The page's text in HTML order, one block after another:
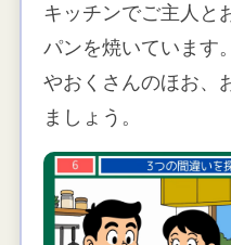
キッチンでご主人と
パンを焼いています
やおくさんのほお、
ましょう。